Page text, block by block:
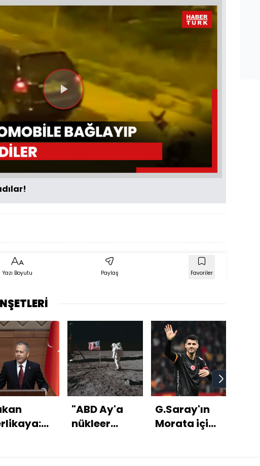
Videoyu
Oynat
Yazı Boyutu Paylaş Favoriler
"ABD Ay'a
nükleer
G.Saray'ın
Morata için